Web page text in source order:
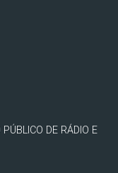
DE RÁDIO E